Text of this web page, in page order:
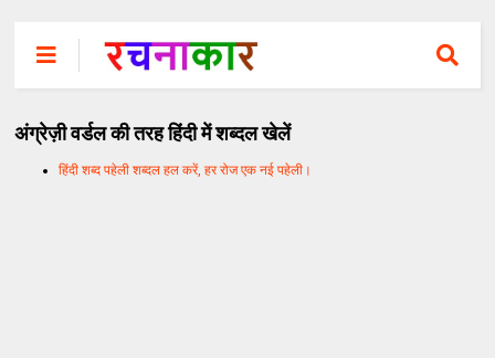
अंग्रेज़ी वर्डल की तरह हिंदी में शब्दल खेलें
हिंदी शब्द पहेली शब्दल हल करें, हर रोज एक नई पहेली।